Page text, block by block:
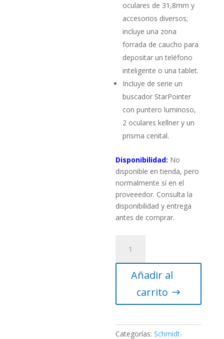
oculares de 31,8mm y
accesorios diversos;
incluye una zona
forrada de caucho para
depositar un teléfono
inteligente o una tablet.
Incluye de serie un
buscador StarPointer
con puntero luminoso,
2 oculares kellner y un
prisma cenital.
Disponibilidad: No
disponible en tienda, pero
normalmente sí en el
proveeedor. Consulta la
disponibilidad y entrega
antes de comprar.
Celestron
Astro
cantidad
Añadir al
carrito
Categorías:Schmidt-